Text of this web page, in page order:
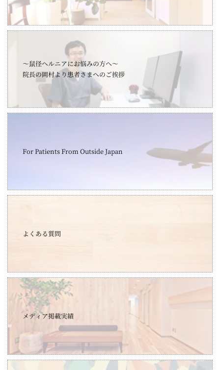
～鼠径ヘルニアにお悩みの方へ～
院長の岡村より患者さまへのご挨拶
For Patients From Outside Japan
よくある質問
メディア掲載実績